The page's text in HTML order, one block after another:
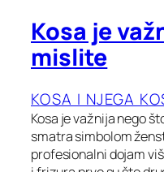
Kosa je
mislite
KOSA I NJEGA
Kosa je važnija nego
smatra simbolom
profesionalni dojam